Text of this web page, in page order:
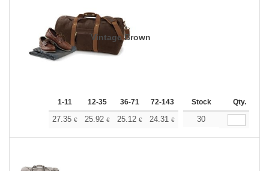
Vintage Brown
1-11 12-35 36-71 72-143 144-287 288 +
Stock Qty.
27.35 € 25.92 € 25.12 € 24.31 € 23.09€
30